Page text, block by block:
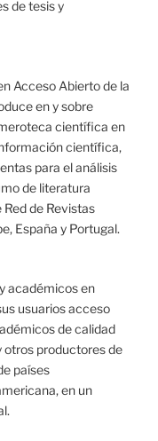
de tesis y
Acceso Abierto de la
en y sobre
científica en
científica,
para el análisis
de literatura
de Revistas
España y Portugal.
académicos en
usuarios acceso
de calidad
otros productores de
países
en un